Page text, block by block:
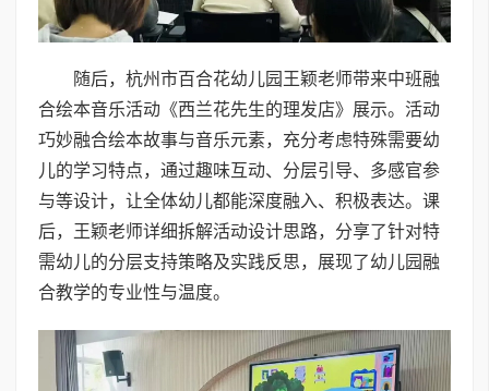
随后，杭州市百合花幼儿园王颖老师带来中班融
合绘本音乐活动《西兰花先生的理发店》展示。活动
巧妙融合绘本故事与音乐元素，充分考虑特殊需要幼
儿的学习特点，通过趣味互动、分层引导、多感官参
与等设计，让全体幼儿都能深度融入、积极表达。课
后，王颖老师详细拆解活动设计思路，分享了针对特
需幼儿的分层支持策略及实践反思，展现了幼儿园融
合教学的专业性与温度。